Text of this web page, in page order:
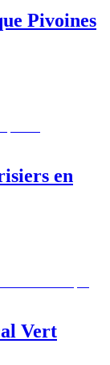
Pivoines
en
Vert